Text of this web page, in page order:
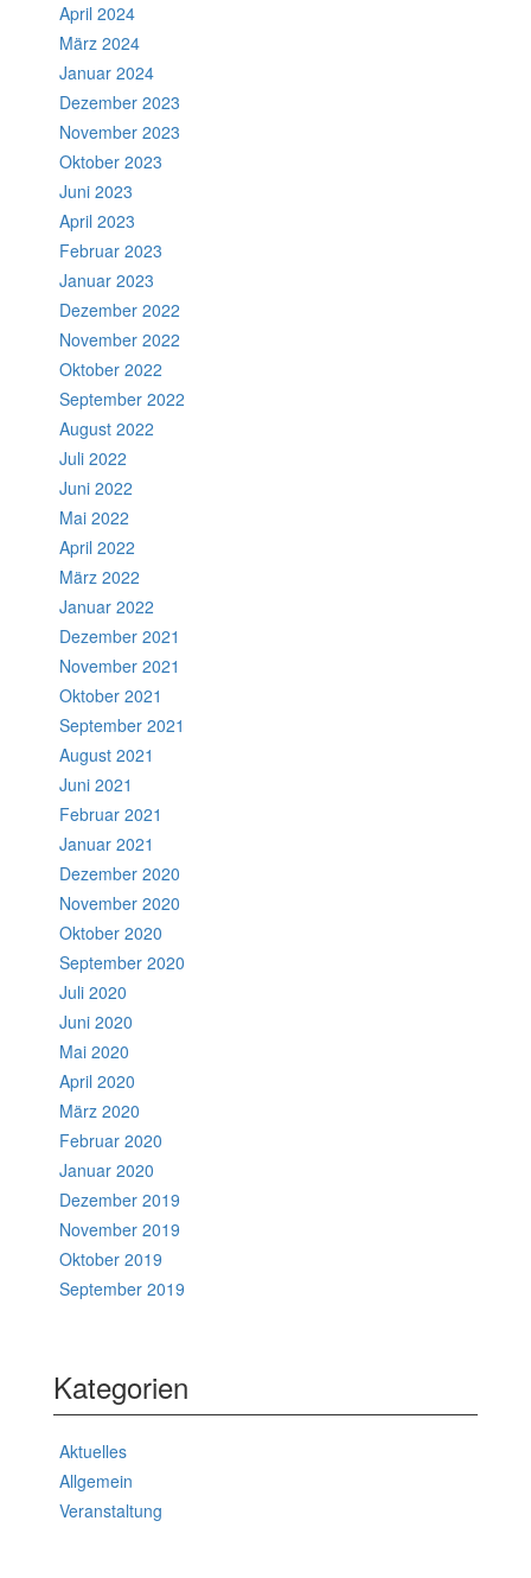
April 2024
März 2024
Januar 2024
Dezember 2023
November 2023
Oktober 2023
Juni 2023
April 2023
Februar 2023
Januar 2023
Dezember 2022
November 2022
Oktober 2022
September 2022
August 2022
Juli 2022
Juni 2022
Mai 2022
April 2022
März 2022
Januar 2022
Dezember 2021
November 2021
Oktober 2021
September 2021
August 2021
Juni 2021
Februar 2021
Januar 2021
Dezember 2020
November 2020
Oktober 2020
September 2020
Juli 2020
Juni 2020
Mai 2020
April 2020
März 2020
Februar 2020
Januar 2020
Dezember 2019
November 2019
Oktober 2019
September 2019
Kategorien
Aktuelles
Allgemein
Veranstaltung